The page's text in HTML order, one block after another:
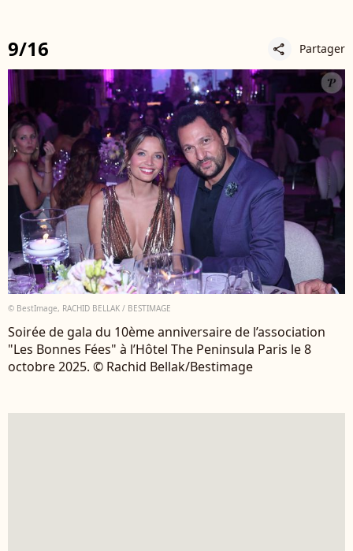
9/16 share Partager
© BestImage, RACHID BELLAK / BESTIMAGE
Soirée de gala du 10ème anniversaire de l’association
"Les Bonnes Fées" à l’Hôtel The Peninsula Paris le 8
octobre 2025. © Rachid Bellak/Bestimage